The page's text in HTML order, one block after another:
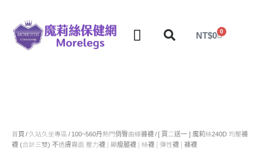
NT$0 0
首頁 /久站久坐專區 / 100~560丹熱門俏臀曲線褲襪/ [ 買二送一 ] 魔莉絲240D 均壓褲
襪 (合計三雙) 不透膚霧面 壓力襪 | 顯瘦腿襪 | 絲襪 | 彈性襪 | 褲襪